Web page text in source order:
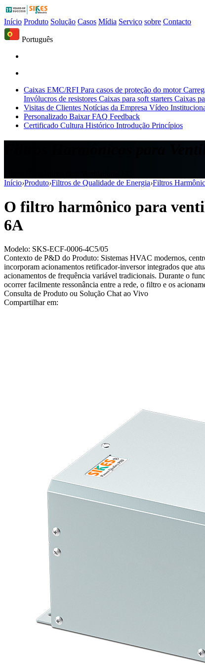
Início Produto Solução Casos Mídia Serviço sobre Contacto
Português
Caixas EMC/RFI Para casos de proteção do motor
Invólucros de resistores Caixas para soft starters Caixas
Visitas de Clientes Notícias da Empresa Vídeo
Personalizado Baixar FAQ Feedback
Certificado Cultura Histórico Introdução Princípios
Início›Produto›Filtros de Qualidade de Energia›Filtros
O filtro harmônico para
6A
Modelo: SKS-ECF-0006-4C5/05
Contexto de P&D do Produto: Sistemas HVAC modernos,
incorporam acionamentos retificador-inversor integrados que
acionamentos de frequência variável tradicionais. Durante o
ocorrer facilmente ressonância entre a rede, o filtro e os
Consulta de Produto ou Solução Chat ao Vivo
Compartilhar em: